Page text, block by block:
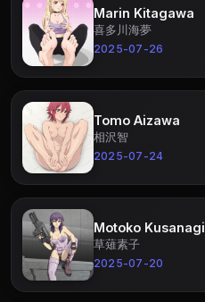
Marin Kitagawa
喜多川海夢
2025-07-26
Tomo Aizawa
相沢智
2025-07-24
Motoko Kusanagi
草薙素子
2025-07-20